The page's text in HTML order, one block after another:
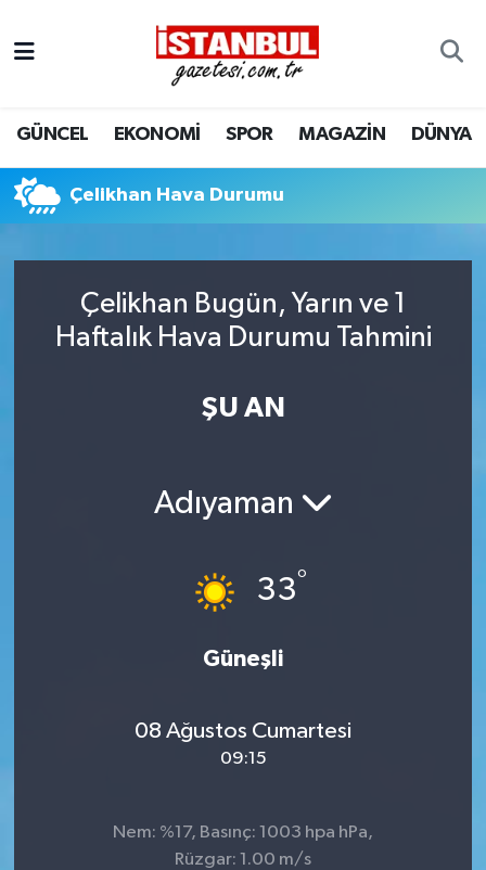
GÜNCEL EKONOMİ SPOR MAGAZİN DÜNYA
Çelikhan Hava Durumu
Çelikhan Bugün, Yarın ve 1
Haftalık Hava Durumu Tahmini
ŞU AN
Adıyaman
33°
Güneşli
08 Ağustos Cumartesi
09:15
Nem: %17, Basınç: 1003 hpa hPa,
Rüzgar: 1.00 m/s
EKONOMİ
İSTANBUL
SPOR
BİLİM VE TEKNOLOJİ
Nöbetçi Eczaneler
Hava Durumu
Trafik Durumu
Tüm Manşetler